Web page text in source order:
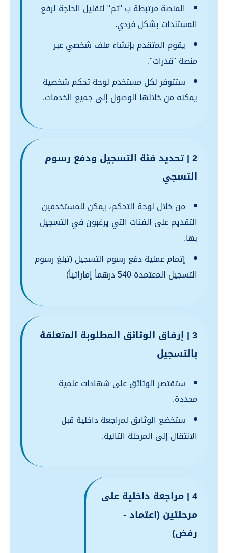
اﻟﻤنصة مرتبطة ب "تم" لتقليل الحاجة لرفع
اﻟﻤستندات بشكل فردي.
يقوم اﻟﻤتقدم بإنشاء ملف شخصي عبر
منصة "قدرات".
ستتوفر لكل مستخدم لوحة تحكم شخصية
يمكنه من خلالها الوصول إلى جميع الخدمات.
2 | تحديد فئة التسجيل ودفع رسوم
التسجي
من خلال لوحة التحكم، يمكن للمستخدمين
التقديم على الفئات التي يرغبون في التسجيل
بها.
إتمام عملية دفع رسوم التسجيل (تبلغ رسوم
التسجيل اﻟﻤعتمدة 540 درهماً إماراتياً)
3 | إرفاق الوثائق اﻟﻤطلوبة اﻟﻤتعلقة
بالتسجيل
ستقتصر الوثائق على شهادات علمية
محددة.
ستخضع الوثائق ﻟﻤراجعة داخلية قبل
الانتقال إلى اﻟﻤرحلة التالية.
4 | مراجعة داخلية على
مرحلتين (اعتماد -
رفض)